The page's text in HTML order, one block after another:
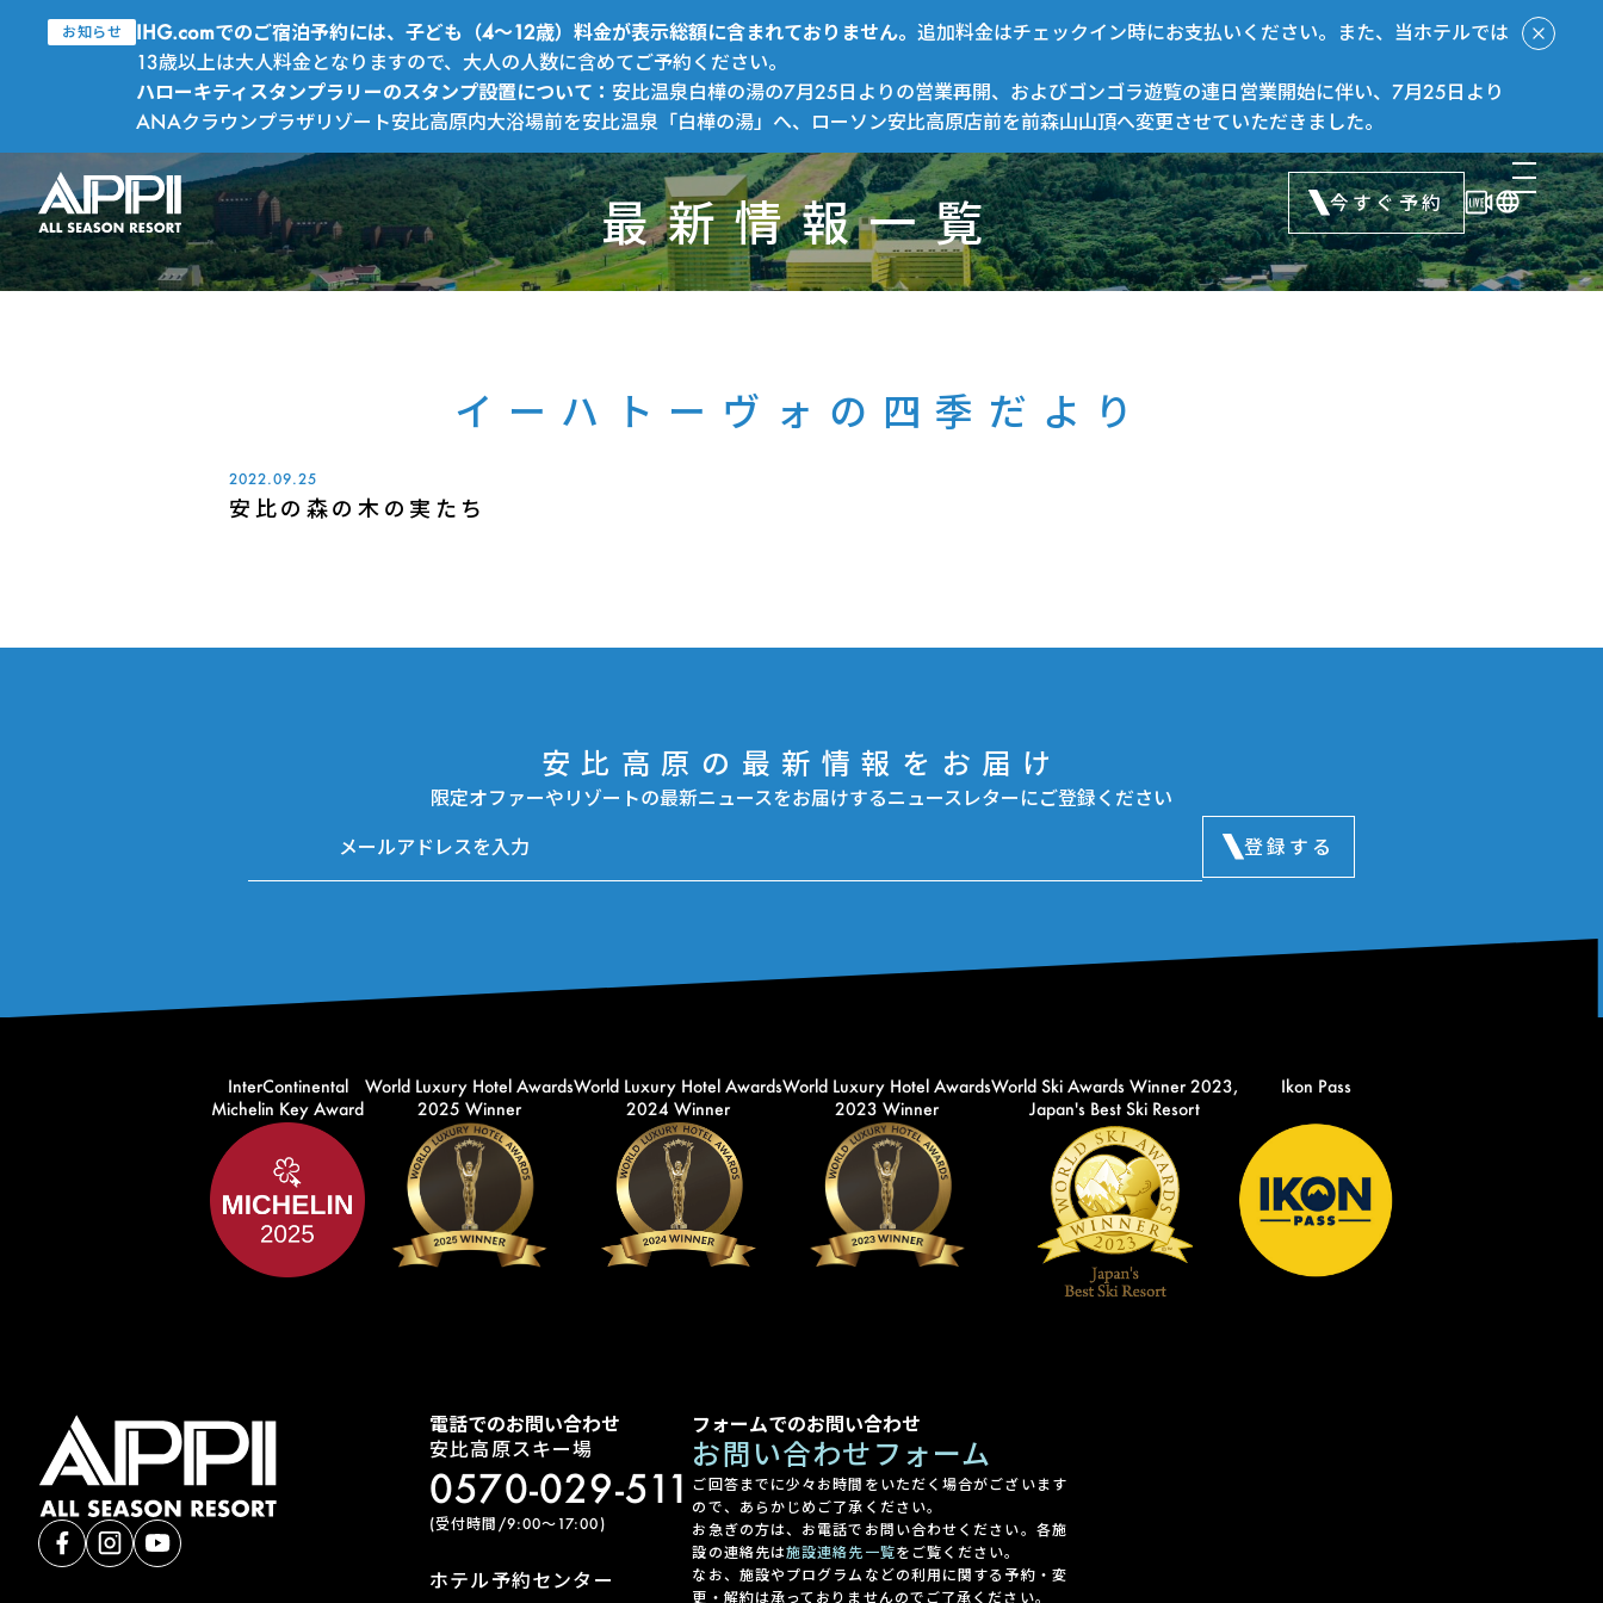
お知らせ IHG.comでのご宿泊予約には、子ども（4～12歳）料金が表示総額に含まれておりません。追加料金はチェックイン時にお支払いください。また、当ホテルでは
13歳以上は大人料金となりますので、大人の人数に含めてご予約ください。
ハローキティスタンプラリーのスタンプ設置について：安比温泉白樺の湯の7月25日よりの営業再開、およびゴンゴラ遊覧の連日営業開始に伴い、7月25日より
ANAクラウンプラザリゾート安比高原内大浴場前を安比温泉「白樺の湯」へ、ローソン安比高原店前を前森山山頂へ変更させていただきました。
今すぐ予約
最新情報一覧
イーハトーヴォの四季だより
2022.09.25
安比の森の木の実たち
安比高原の最新情報をお届け
限定オファーやリゾートの最新ニュースをお届けするニュースレターにご登録ください
登録する
InterContinental
Michelin Key Award
World Luxury Hotel Awards
2025 Winner
World Luxury Hotel Awards
2024 Winner
World Luxury Hotel Awards
2023 Winner
World Ski Awards Winner 2023,
Japan's Best Ski Resort
Ikon Pass
電話でのお問い合わせ
安比高原スキー場
0570-029-511
(受付時間/9:00〜17:00)
ホテル予約センター
フォームでのお問い合わせ
お問い合わせフォーム
ご回答までに少々お時間をいただく場合がございます
ので、あらかじめご了承ください。
お急ぎの方は、お電話でお問い合わせください。各施
設の連絡先は施設連絡先一覧をご覧ください。
なお、施設やプログラムなどの利用に関する予約・変
更・解約は承っておりませんのでご了承ください。